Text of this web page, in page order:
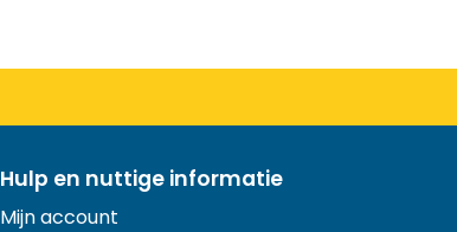
Hulp en nuttige informatie
Mijn account